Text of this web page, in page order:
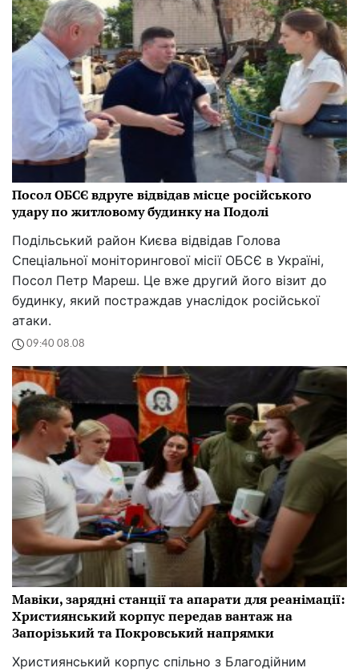
Посол ОБСЄ вдруге відвідав місце російського
удару по житловому будинку на Подолі
Подільський район Києва відвідав Голова
Спеціальної моніторингової місії ОБСЄ в Україні,
Посол Петр Мареш. Це вже другий його візит до
будинку, який постраждав унаслідок російської
атаки.
09:40 08.08
Мавіки, зарядні станції та апарати для реанімації:
Християнський корпус передав вантаж на
Запорізький та Покровський напрямки
Християнський корпус спільно з Благодійним